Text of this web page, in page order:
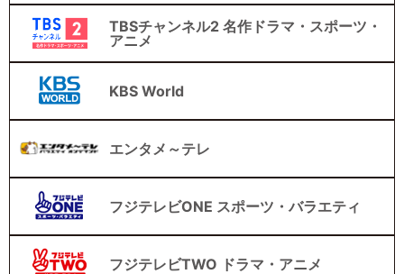
TBSチャンネル2 名作ドラマ・スポーツ・
アニメ
KBS World
エンタメ～テレ
フジテレビONE スポーツ・バラエティ
フジテレビTWO ドラマ・アニメ